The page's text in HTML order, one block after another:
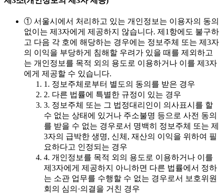
① 서울시에서 처리하고 있는 개인정보는 이용자의 동의
없이는 제3자에게 제공하지 않습니다. 제1항에도 불구하
고 다음 각 호에 해당하는 경우에는 정보주체 또는 제3자
의 이익을 부당하게 침해할 우려가 있을 때를 제외하고
는 개인정보를 목적 외의 용도로 이용하거나 이를 제3자
에게 제공할 수 있습니다.
1. 정보주체로부터 별도의 동의를 받은 경우
2. 다른 법률에 특별한 규정이 있는 경우
3. 정보주체 또는 그 법정대리인이 의사표시를 할
수 없는 상태에 있거나 주소불명 등으로 사전 동의
를 받을 수 없는 경우로서 명백히 정보주체 또는 제
3자의 급박한 생명, 신체, 재산의 이익을 위하여 필
요하다고 인정되는 경우
4. 개인정보를 목적 외의 용도로 이용하거나 이를
제3자에게 제공하지 아니하면 다른 법률에서 정하
는 소관 업무를 수행할 수 없는 경우로서 보호위원
회의 심의·의결을 거친 경우